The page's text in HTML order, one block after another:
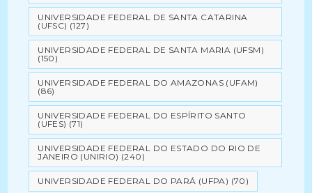
UNIVERSIDADE FEDERAL DE SANTA CATARINA
(UFSC) (127)
UNIVERSIDADE FEDERAL DE SANTA MARIA (UFSM)
(150)
UNIVERSIDADE FEDERAL DO AMAZONAS (UFAM)
(86)
UNIVERSIDADE FEDERAL DO ESPÍRITO SANTO
(UFES) (71)
UNIVERSIDADE FEDERAL DO ESTADO DO RIO DE
JANEIRO (UNIRIO) (240)
UNIVERSIDADE FEDERAL DO PARÁ (UFPA) (70)